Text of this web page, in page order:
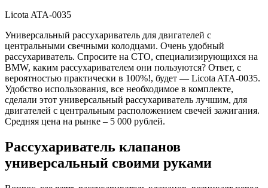
Licota ATA-0035
Универсальный рассухариватель для двигателей с
центральными свечными колодцами. Очень удобный
рассухариватель. Спросите на СТО, специализирующихся на
BMW, каким рассухаривателем они пользуются? Ответ, с
вероятностью практически в 100%!, будет — Licota ATA-0035.
Удобство использования, все необходимое в комплекте,
сделали этот универсальный рассухариватель лучшим, для
двигателей с центральным расположением свечей зажигания.
Средняя цена на рынке – 5 000 рублей.
Рассухариватель клапанов
универсальный своими руками